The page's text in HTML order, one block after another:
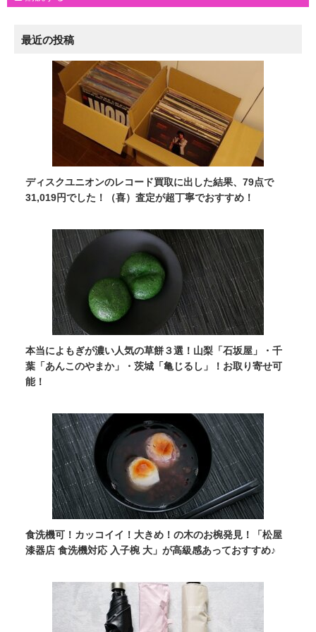
最近の投稿
ディスクユニオンのレコード買取に出した結果、79点で
31,019円でした！（喜）査定が超丁寧でおすすめ！
本当によもぎが濃い人気の草餅３選！山梨「石坂屋」・千
葉「あんこのやまか」・茨城「亀じるし」！お取り寄せ可
能！
食洗機可！カッコイイ！大きめ！の木のお椀発見！「松屋
漆器店 食洗機対応 入子椀 大」が高級感あっておすすめ♪